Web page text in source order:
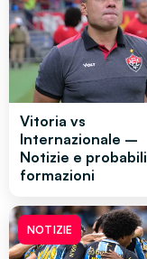
Vitoria vs
Internazionale –
Notizie e probabili
formazioni
NOTIZIE